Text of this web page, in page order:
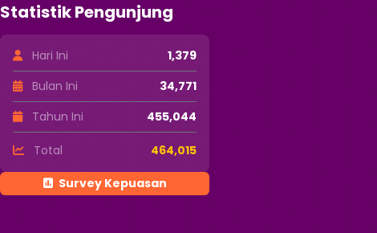
Statistik Pengunjung
Hari Ini
1,379
Bulan Ini
34,771
Tahun Ini
455,044
Total 464,015
Survey Kepuasan